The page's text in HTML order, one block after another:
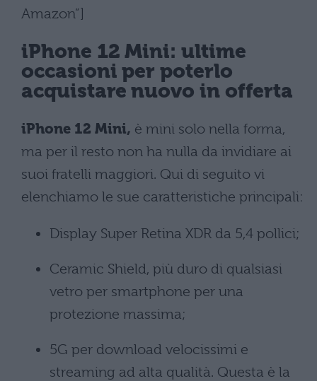
Amazon”]
iPhone 12 Mini: ultime
occasioni per poterlo
acquistare nuovo in offerta
iPhone 12 Mini, è mini solo nella forma,
ma per il resto non ha nulla da invidiare ai
suoi fratelli maggiori. Qui di seguito vi
elenchiamo le sue caratteristiche principali:
Display Super Retina XDR da 5,4 pollici;
Ceramic Shield, più duro di qualsiasi
vetro per smartphone per una
protezione massima;
5G per download velocissimi e
streaming ad alta qualità. Questa è la